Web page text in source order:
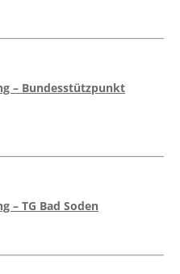
– Bundesstützpunkt
– TG Bad Soden